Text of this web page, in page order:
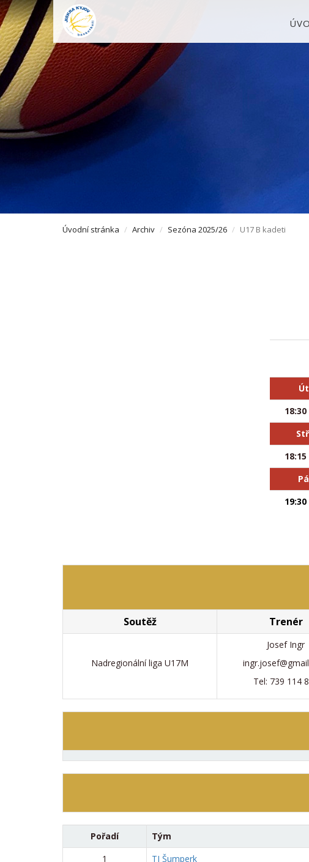
Úvodní stránka Archiv Sezóna 2025/26 U17 B kadeti
Soutěž Trenér
Nadregionální liga U17M
Josef Ingr
Tel: 739 114
Pořadí Tým
1
TJ Šumperk